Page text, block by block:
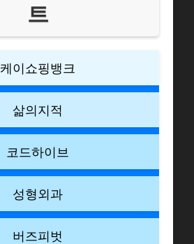
트
케이쇼핑뱅크
삶의지적
코드하이브
성형외과
버즈피벗